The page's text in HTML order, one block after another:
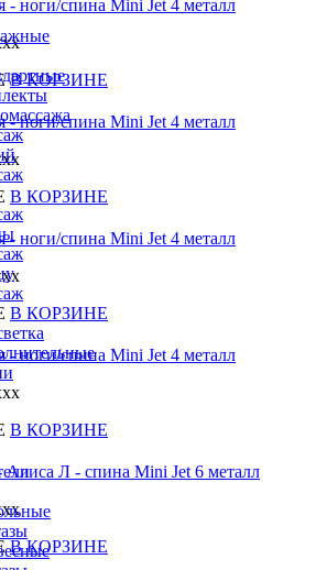
- ноги/спина Mini Jet 4 металл
В КОРЗИНЕ
- ноги/спина Mini Jet 4 металл
В КОРЗИНЕ
- ноги/спина Mini Jet 4 металл
В КОРЗИНЕ
- ноги/спина Mini Jet 4 металл
В КОРЗИНЕ
Л - спина Mini Jet 6 металл
В КОРЗИНЕ